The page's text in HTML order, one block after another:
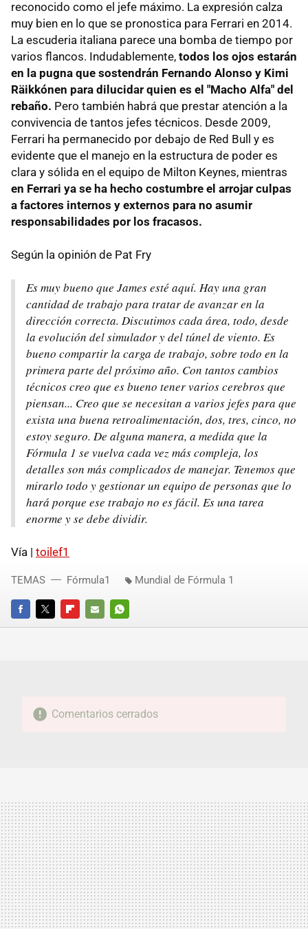
reconocido como el jefe máximo. La expresión calza
muy bien en lo que se pronostica para Ferrari en 2014.
La escuderia italiana parece una bomba de tiempo por
varios flancos. Indudablemente, todos los ojos estarán
en la pugna que sostendrán Fernando Alonso y Kimi
Räikkónen para dilucidar quien es el "Macho Alfa" del
rebaño. Pero también habrá que prestar atención a la
convivencia de tantos jefes técnicos. Desde 2009,
Ferrari ha permanecido por debajo de Red Bull y es
evidente que el manejo en la estructura de poder es
clara y sólida en el equipo de Milton Keynes, mientras
en Ferrari ya se ha hecho costumbre el arrojar culpas
a factores internos y externos para no asumir
responsabilidades por los fracasos.
Según la opinión de Pat Fry
Es muy bueno que James esté aquí. Hay una gran
cantidad de trabajo para tratar de avanzar en la
dirección correcta. Discutimos cada área, todo, desde
la evolución del simulador y del túnel de viento. Es
bueno compartir la carga de trabajo, sobre todo en la
primera parte del próximo año. Con tantos cambios
técnicos creo que es bueno tener varios cerebros que
piensan... Creo que se necesitan a varios jefes para que
exista una buena retroalimentación, dos, tres, cinco, no
estoy seguro. De alguna manera, a medida que la
Fórmula 1 se vuelva cada vez más compleja, los
detalles son más complicados de manejar. Tenemos que
mirarlo todo y gestionar un equipo de personas que lo
hará porque ese trabajo no es fácil. Es una tarea
enorme y se debe dividir.
Vía | toilef1
FACEBOOKTWITTERFLIPBOARD
E-
WHATSAPP
TEMAS Fórmula1 Mundial de Fórmula 1
Comentarios cerrados